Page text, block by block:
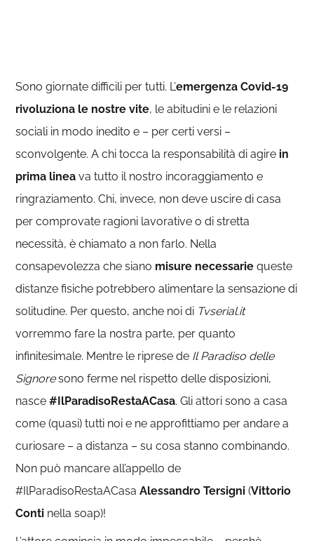
Sono giornate difficili per tutti. L’emergenza Covid-19
rivoluziona le nostre vite, le abitudini e le relazioni
sociali in modo inedito e – per certi versi –
sconvolgente. A chi tocca la responsabilità di agire in
prima linea va tutto il nostro incoraggiamento e
ringraziamento. Chi, invece, non deve uscire di casa
per comprovate ragioni lavorative o di stretta
necessità, è chiamato a non farlo. Nella
consapevolezza che siano misure necessarie queste
distanze fisiche potrebbero alimentare la sensazione di
solitudine. Per questo, anche noi di Tvserial.it
vorremmo fare la nostra parte, per quanto
infinitesimale. Mentre le riprese de Il Paradiso delle
Signoresono ferme nel rispetto delle disposizioni,
nasce#IlParadisoRestaACasa. Gli attori sono a casa
come (quasi) tutti noi e ne approfittiamo per andare a
curiosare – a distanza – su cosa stanno combinando.
Non può mancare all’appello de
#IlParadisoRestaACasaAlessandro Tersigni (Vittorio
Conti nella soap)!